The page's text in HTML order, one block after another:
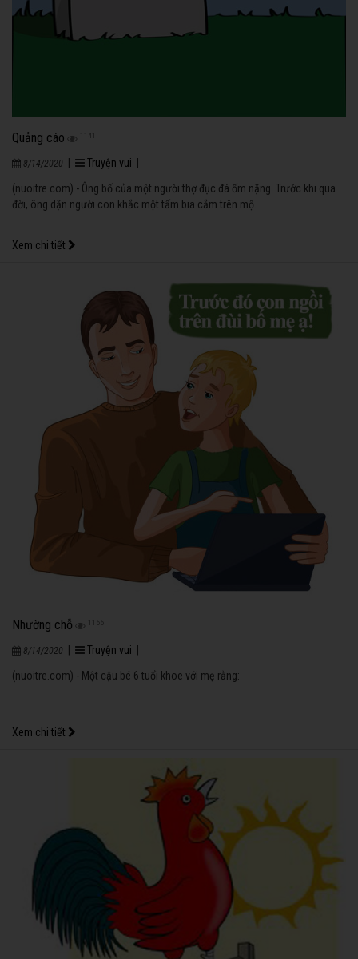
Quảng cáo 1141
8/14/2020 Truyện vui
(nuoitre.com) - Ông bố của một người thợ đục đá ốm nặng. Trước khi qua
đời, ông dặn người con khắc một tấm bia cắm trên mộ.
Xem chi tiết
Nhường chỗ 1166
8/14/2020 Truyện vui
(nuoitre.com) - Một cậu bé 6 tuổi khoe với mẹ rằng:
Xem chi tiết